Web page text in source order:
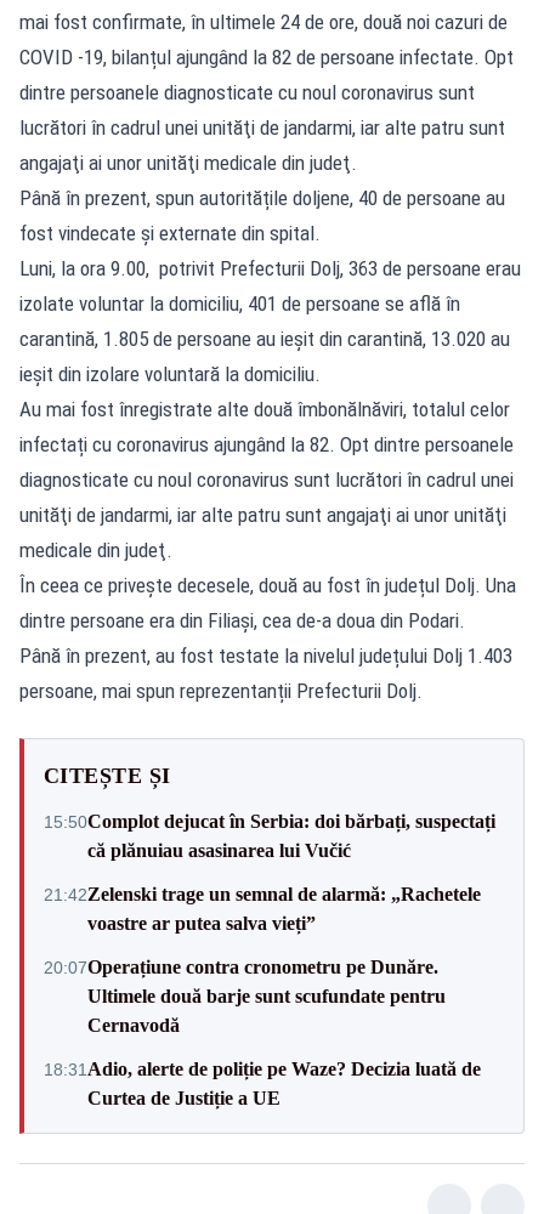
mai fost confirmate, în ultimele 24 de ore, două noi cazuri de
COVID -19, bilanțul ajungând la 82 de persoane infectate. Opt
dintre persoanele diagnosticate cu noul coronavirus sunt
lucrători în cadrul unei unităţi de jandarmi, iar alte patru sunt
angajaţi ai unor unităţi medicale din judeţ.
Până în prezent, spun autoritățile doljene, 40 de persoane au
fost vindecate și externate din spital.
Luni, la ora 9.00, potrivit Prefecturii Dolj, 363 de persoane erau
izolate voluntar la domiciliu, 401 de persoane se află în
carantină, 1.805 de persoane au ieșit din carantină, 13.020 au
ieșit din izolare voluntară la domiciliu.
Au mai fost înregistrate alte două îmbonălnăviri, totalul celor
infectați cu coronavirus ajungând la 82. Opt dintre persoanele
diagnosticate cu noul coronavirus sunt lucrători în cadrul unei
unităţi de jandarmi, iar alte patru sunt angajaţi ai unor unităţi
medicale din judeţ.
În ceea ce privește decesele, două au fost în județul Dolj. Una
dintre persoane era din Filiași, cea de-a doua din Podari.
Până în prezent, au fost testate la nivelul județului Dolj 1.403
persoane, mai spun reprezentanții Prefecturii Dolj.
CITEȘTE ȘI
15:50Complot dejucat în Serbia: doi bărbați, suspectați
că plănuiau asasinarea lui Vučić
21:42Zelenski trage un semnal de alarmă: „Rachetele
voastre ar putea salva vieți”
20:07Operațiune contra cronometru pe Dunăre.
Ultimele două barje sunt scufundate pentru
Cernavodă
18:31 Adio, alerte de poliție pe Waze? Decizia luată de
Curtea de Justiție a UE